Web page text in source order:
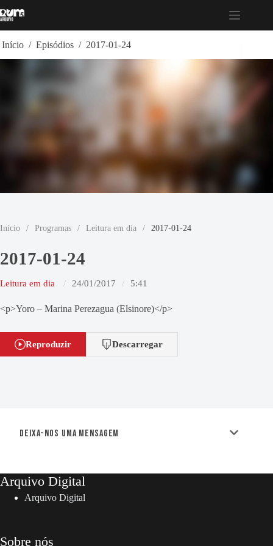
para
Início / Episódios / 2017-01-24
Início / Programas / Leitura em dia / 2017-01-24
2017-01-24
Leitura em dia 24/01/2017 5:41
<p>Yoro – Marina Perezagua (Elsinore)</p>
Reproduzir Descarregar
Deixa-nos uma mensagem
Arquivo Digital
Arquivo Digital
Sobre nós